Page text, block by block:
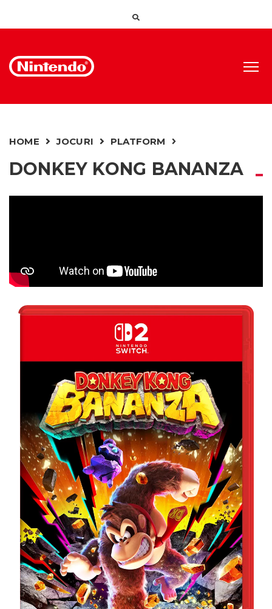
HOME JOCURI PLATFORM
DONKEY KONG BANANZA